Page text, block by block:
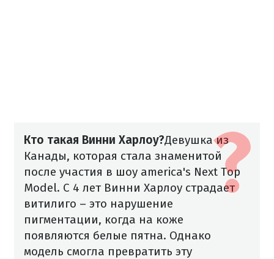
Кто такая Винни Харлоу?Девушка из
Канады, которая стала знаменитой
после участия в шоу america's Next Top
Model. С 4 лет Винни Харлоу страдает
витилиго – это нарушение
пигментации, когда на коже
появляются белые пятна. Однако
модель смогла превратить эту